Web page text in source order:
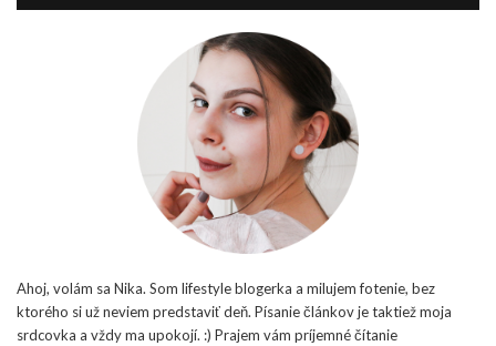
Ahoj, volám sa Nika. Som lifestyle blogerka a milujem fotenie, bez
ktorého si už neviem predstaviť deň. Písanie článkov je taktiež moja
srdcovka a vždy ma upokojí. :) Prajem vám príjemné čítanie